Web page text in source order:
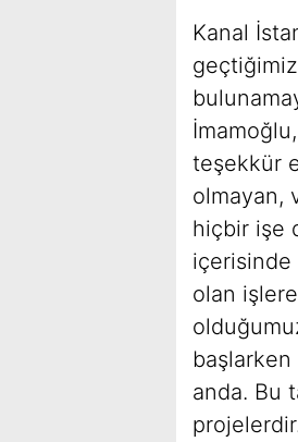
Kanal
teşekkür
olmayan,
hiçbir işe
içerisinde
olan
anda. Bu